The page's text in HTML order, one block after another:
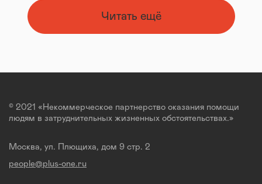
Читать ещё
© 2021 «Некоммерческое партнерство оказания помощи
людям в затруднительных жизненных обстоятельствах.»
Москва, ул. Плющиха, дом 9 стр. 2
people@plus-one.ru